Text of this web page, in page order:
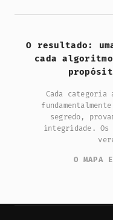
O resultado:
cada
Cada categoria
segredo,
integridade.
O MAPA